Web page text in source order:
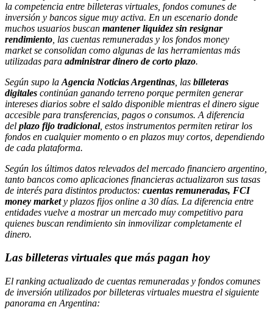
la competencia entre billeteras virtuales, fondos comunes de
inversión y bancos sigue muy activa. En un escenario donde
muchos usuarios buscan mantener liquidez sin resignar
rendimiento , las cuentas remuneradas y los fondos money
market se consolidan como algunas de las herramientas más
utilizadas para administrar dinero de corto plazo.
Según supo la Agencia Noticias Argentinas , las billeteras
digitales continúan ganando terreno porque permiten generar
intereses diarios sobre el saldo disponible mientras el dinero sigue
accesible para transferencias, pagos o consumos. A diferencia
del plazo fijo tradicional, estos instrumentos permiten retirar los
fondos en cualquier momento o en plazos muy cortos, dependiendo
de cada plataforma.
Según los últimos datos relevados del mercado financiero argentino,
tanto bancos como aplicaciones financieras actualizaron sus tasas
de interés para distintos productos: cuentas remuneradas, FCI
money markety plazos fijos online a 30 días. La diferencia entre
entidades vuelve a mostrar un mercado muy competitivo para
quienes buscan rendimiento sin inmovilizar completamente el
dinero.
Las billeteras virtuales que más pagan hoy
El ranking actualizado de cuentas remuneradas y fondos comunes
de inversión utilizados por billeteras virtuales muestra el siguiente
panorama en Argentina: